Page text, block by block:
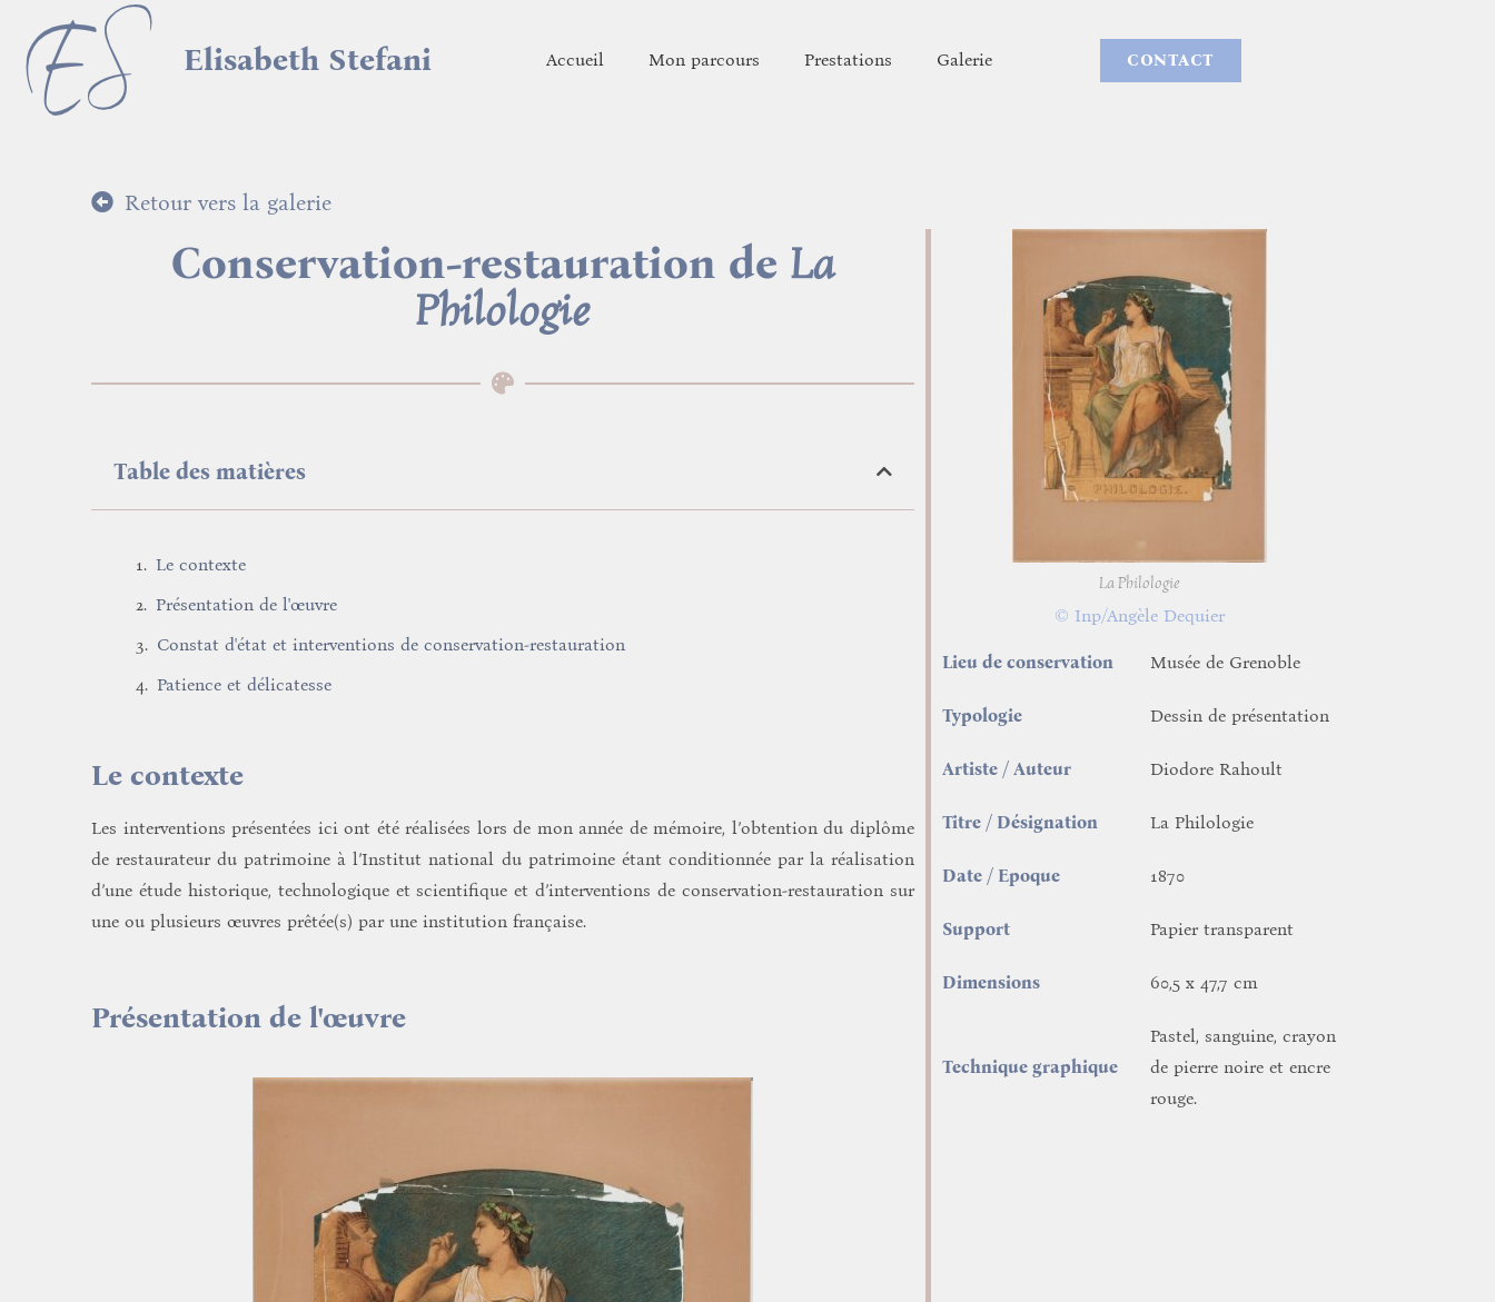
Elisabeth Stefani Accueil Mon parcours Prestations Galerie CONTACT
Retour vers la galerie
Conservation-restauration de La
Philologie
Table des matières
Le contexte
Présentation de l'œuvre
Constat d'état et interventions de conservation-restauration
Patience et délicatesse
Le contexte
Les interventions présentées ici ont été réalisées lors de mon année de mémoire, l’obtention du diplôme
de restaurateur du patrimoine à l’Institut national du patrimoine étant conditionnée par la réalisation
d’une étude historique, technologique et scientifique et d’interventions de conservation-restauration sur
une ou plusieurs œuvres prêtée(s) par une institution française.
Présentation de l'œuvre
La Philologie
© Inp/Angèle Dequier
Lieu de conservation Musée de Grenoble
Typologie Dessin de présentation
Artiste / Auteur Diodore Rahoult
Titre / Désignation La Philologie
Date / Epoque 1870
Support Papier transparent
Dimensions 60,5 x 47,7 cm
Technique graphique
Pastel, sanguine, crayon
de pierre noire et encre
rouge.